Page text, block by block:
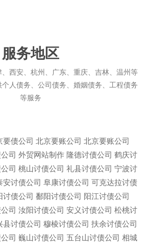
服务地区
西安、杭州、广东、重庆、吉林、温州等
人债务、公司债务、婚姻债务、工程债务
等服务
要债公司 北京要账公司 北京要账公司
司 外贸网站制作 隆德讨债公司 鹤庆讨
司 桃山讨债公司 礼县讨债公司 宁波讨
安讨债公司 阜康讨债公司 可克达拉讨债
讨债公司 鄱阳讨债公司 阳江讨债公司
司 汝阳讨债公司 安义讨债公司 松桃讨
县讨债公司 穆棱讨债公司 扶余讨债公司
司 巍山讨债公司 五台山讨债公司 相城